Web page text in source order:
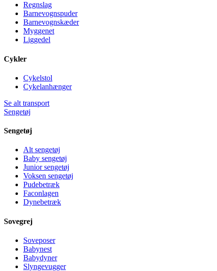
Regnslag
Barnevognspuder
Barnevognskæder
Myggenet
Liggedel
Cykler
Cykelstol
Cykelanhænger
Se alt transport
Sengetøj
Sengetøj
Alt sengetøj
Baby sengetøj
Junior sengetøj
Voksen sengetøj
Pudebetræk
Faconlagen
Dynebetræk
Sovegrej
Soveposer
Babynest
Babydyner
Slyngevugger